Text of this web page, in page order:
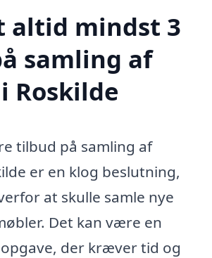
altid mindst 3
samling af
Roskilde
tilbud på samling af
er en klog beslutning,
at skulle samle nye
Det kan være en
der kræver tid og